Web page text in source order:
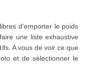
d’emporter le poids
une liste exhaustive
A vous de voir ce que
et de sélectionner le